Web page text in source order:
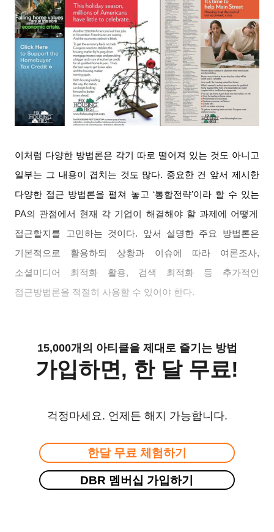
이처럼 다양한 방법론은 각기 따로 떨어져 있는 것도 아니고
일부는 그 내용이 겹치는 것도 많다. 중요한 건 앞서 제시한
다양한 접근 방법론을 펼쳐 놓고 ‘통합전략’이라 할 수 있는
PA의 관점에서 현재 각 기업이 해결해야 할 과제에 어떻게
접근할지를 고민하는 것이다. 앞서 설명한 주요 방법론은
기본적으로 활용하되 상황과 이슈에 따라 여론조사,
소셜미디어 최적화 활용, 검색 최적화 등 추가적인
접근방법론을 적절히 사용할 수 있어야 한다.
15,000개의 아티클을 제대로 즐기는 방법
가입하면, 한 달 무료!
걱정마세요. 언제든 해지 가능합니다.
한달 무료 체험하기
DBR 멤버십 가입하기